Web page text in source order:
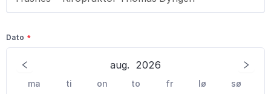
Dato
aug. 2026
ma ti on to fr lø sø